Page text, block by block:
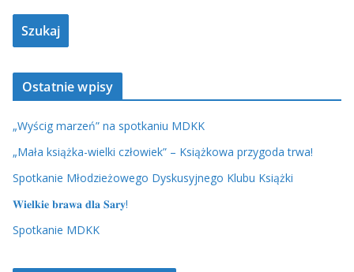
Ostatnie wpisy
„Wyścig marzeń” na spotkaniu MDKK
„Mała książka-wielki człowiek” – Książkowa przygoda trwa!
Spotkanie Młodzieżowego Dyskusyjnego Klubu Książki
𝐖𝐢𝐞𝐥𝐤𝐢𝐞 𝐛𝐫𝐚𝐰𝐚 𝐝𝐥𝐚 𝐒𝐚𝐫𝐲!
Spotkanie MDKK